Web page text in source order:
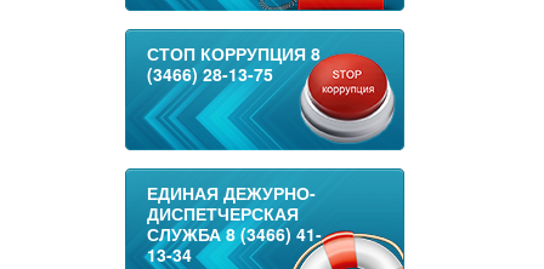
СТОП КОРРУПЦИЯ 8
(3466) 28-13-75
ЕДИНАЯ ДЕЖУРНО-
ДИСПЕТЧЕРСКАЯ
СЛУЖБА 8 (3466) 41-
13-34